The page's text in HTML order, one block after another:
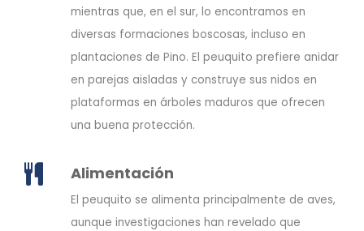
mientras que, en el sur, lo encontramos en
diversas formaciones boscosas, incluso en
plantaciones de Pino. El peuquito prefiere anidar
en parejas aisladas y construye sus nidos en
plataformas en árboles maduros que ofrecen
una buena protección.
Alimentación
El peuquito se alimenta principalmente de aves,
aunque investigaciones han revelado que